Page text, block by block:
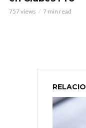
757 views 7 min read